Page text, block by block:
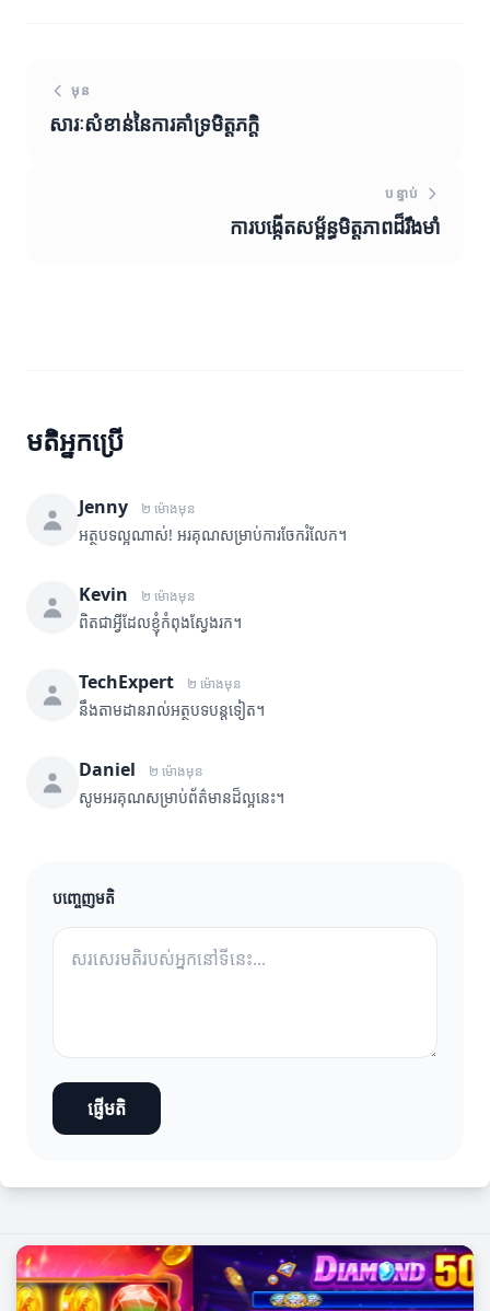
មុន
សារៈសំខាន់នៃការគាំទ្រមិត្តភក្តិ
បន្ទាប់
ការបង្កើតសម្ព័ន្ធមិត្តភាពដ៏រឹងមាំ
មតិអ្នកប្រើ
Jenny ២ ម៉ោងមុន
អត្ថបទល្អណាស់! អរគុណសម្រាប់ការចែករំលែក។
Kevin ២ ម៉ោងមុន
ពិតជាអ្វីដែលខ្ញុំកំពុងស្វែងរក។
TechExpert ២ ម៉ោងមុន
នឹងតាមដានរាល់អត្ថបទបន្តទៀត។
Daniel ២ ម៉ោងមុន
សូមអរគុណសម្រាប់ព័ត៌មានដ៏ល្អនេះ។
បញ្ចេញមតិ
ផ្ញើមតិ